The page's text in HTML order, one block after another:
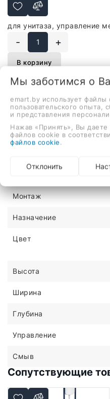
для унитаза, управление
- +
В корзину
Описание
для унитаза, управление
Монтаж
Назначение
Цвет
Высота
Ширина
Глубина
Управление
Смыв
Сопутствующие
Мы заботимся о
emart.by использует
пользовательского опыта,
и представления
Нажав «Принять», Вы даете
файлов cookie в
файлов cookie.
Отклонить